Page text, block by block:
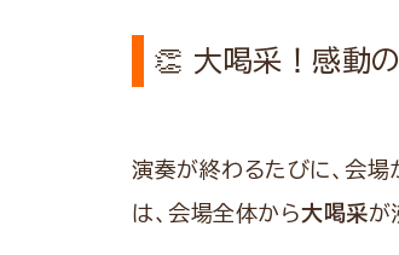
👏 大喝采！感動
演奏が終わるたびに、会場
は、会場全体から大喝采が